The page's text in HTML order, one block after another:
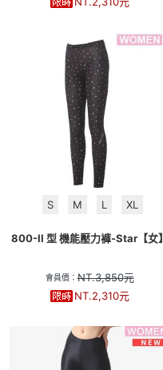
S M L XL
800-II 型 機能壓力褲-Star【女】
會員價：NT.3,850元
NT.2,310元